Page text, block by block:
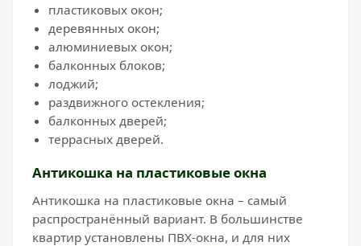
пластиковых окон;
деревянных окон;
алюминиевых окон;
балконных блоков;
лоджий;
раздвижного остекления;
балконных дверей;
террасных дверей.
Антикошка на пластиковые окна
Антикошка на пластиковые окна – самый
распространённый вариант. В большинстве
квартир установлены ПВХ-окна, и для них